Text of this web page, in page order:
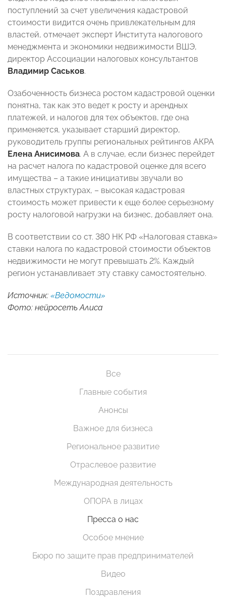
поступлений за счет увеличения кадастровой
стоимости видится очень привлекательным для
властей, отмечает эксперт Института налогового
менеджмента и экономики недвижимости ВШЭ,
директор Ассоциации налоговых консультантов
Владимир Саськов.
Озабоченность бизнеса ростом кадастровой оценки
понятна, так как это ведет к росту и арендных
платежей, и налогов для тех объектов, где она
применяется, указывает старший директор,
руководитель группы региональных рейтингов АКРА
Елена Анисимова. А в случае, если бизнес перейдет
на расчет налога по кадастровой оценке для всего
имущества – а такие инициативы звучали во
властных структурах, – высокая кадастровая
стоимость может привести к еще более серьезному
росту налоговой нагрузки на бизнес, добавляет она.
В соответствии со ст. 380 НК РФ «Налоговая ставка»
ставки налога по кадастровой стоимости объектов
недвижимости не могут превышать 2%. Каждый
регион устанавливает эту ставку самостоятельно.
Источник: «Ведомости»
Фото: нейросеть Алиса
Все
Главные события
Анонсы
Важное для бизнеса
Региональное развитие
Отраслевое развитие
Международная деятельность
ОПОРА в лицах
Пресса о нас
Особое мнение
Бюро по защите прав предпринимателей
Видео
Поздравления